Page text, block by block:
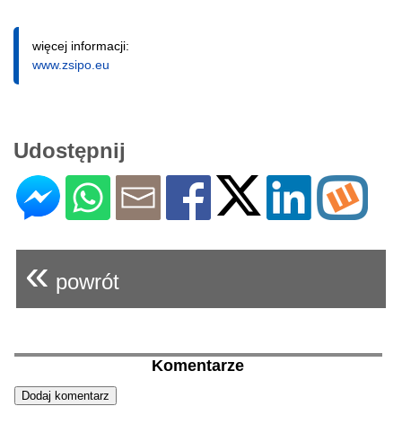
więcej informacji:
www.zsipo.eu
Udostępnij
« powrót
Komentarze